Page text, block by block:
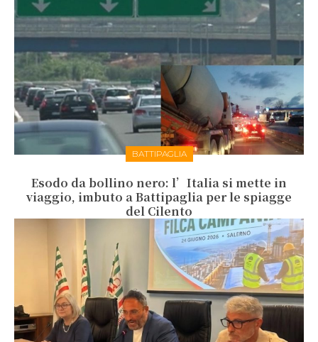
BATTIPAGLIA
Esodo da bollino nero: l’Italia si mette in
viaggio, imbuto a Battipaglia per le spiagge
del Cilento